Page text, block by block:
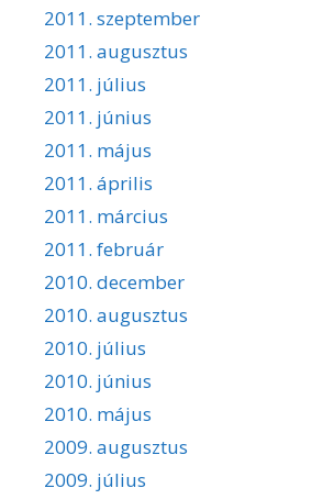
2011. szeptember
2011. augusztus
2011. július
2011. június
2011. május
2011. április
2011. március
2011. február
2010. december
2010. augusztus
2010. július
2010. június
2010. május
2009. augusztus
2009. július